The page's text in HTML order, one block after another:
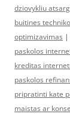
dziovykliu
buitines
optimizavimas |
paskolos
kreditas
paskolos
pripratinti kate
maistas ar